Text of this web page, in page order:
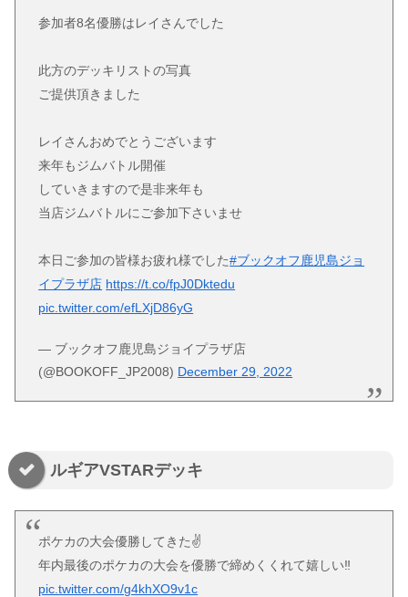
参加者8名優勝はレイさんでした
此方のデッキリストの写真
ご提供頂きました
レイさんおめでとうございます
来年もジムバトル開催
していきますので是非来年も
当店ジムバトルにご参加下さいませ
本日ご参加の皆様お疲れ様でした#ブックオフ鹿児島ジョ
イプラザ店 https://t.co/fpJ0Dktedu
pic.twitter.com/efLXjD86yG
— ブックオフ鹿児島ジョイプラザ店
(@BOOKOFF_JP2008) December 29, 2022
ルギアVSTARデッキ
ポケカの大会優勝してきた✌️
年内最後のポケカの大会を優勝で締めくくれて嬉しい‼️
pic.twitter.com/g4khXO9v1c